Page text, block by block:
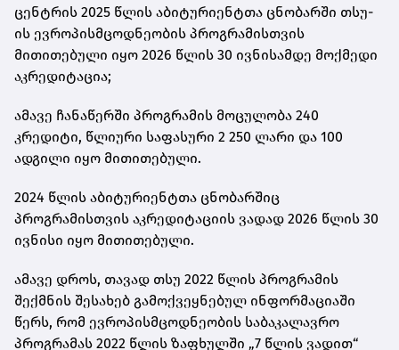
ცენტრის 2025 წლის აბიტურიენტთა ცნობარში თსუ-
ის ევროპისმცოდნეობის პროგრამისთვის
მითითებული იყო 2026 წლის 30 ივნისამდე მოქმედი
აკრედიტაცია;
ამავე ჩანაწერში პროგრამის მოცულობა 240
კრედიტი, წლიური საფასური 2 250 ლარი და 100
ადგილი იყო მითითებული.
2024 წლის აბიტურიენტთა ცნობარშიც
პროგრამისთვის აკრედიტაციის ვადად 2026 წლის 30
ივნისი იყო მითითებული.
ამავე დროს, თავად თსუ 2022 წლის პროგრამის
შექმნის შესახებ გამოქვეყნებულ ინფორმაციაში
წერს, რომ ევროპისმცოდნეობის საბაკალავრო
პროგრამას 2022 წლის ზაფხულში „7 წლის ვადით“